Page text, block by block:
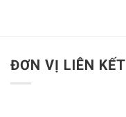
ĐƠN VỊ LIÊN KẾT